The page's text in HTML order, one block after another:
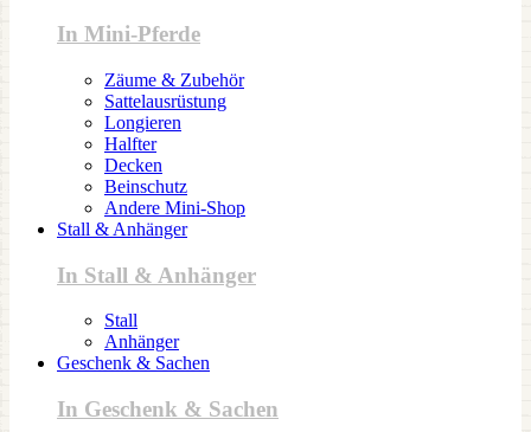
In Mini-Pferde
Zäume & Zubehör
Sattelausrüstung
Longieren
Halfter
Decken
Beinschutz
Andere Mini-Shop
Stall & Anhänger
In Stall & Anhänger
Stall
Anhänger
Geschenk & Sachen
In Geschenk & Sachen